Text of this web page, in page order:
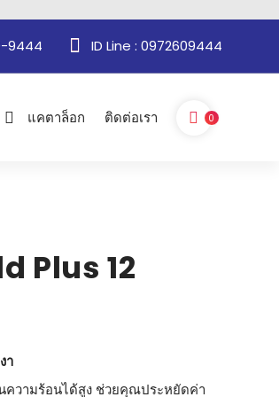
9444 ID Line : 0972609444
แคตาล็อก ติดต่อเรา 0
Plus 12
า
ความร้อนได้สูง ช่วยคุณประหยัดค่า